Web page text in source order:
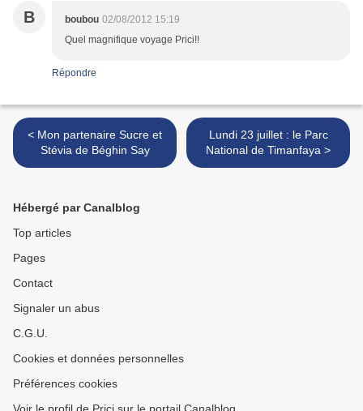
B boubou 02/08/2012 15:19
Quel magnifique voyage Prici!!
Répondre
< Mon partenaire Sucre et
Stévia de Béghin Say
Lundi 23 juillet : le Parc
National de Timanfaya >
Hébergé par Canalblog
Top articles
Pages
Contact
Signaler un abus
C.G.U.
Cookies et données personnelles
Préférences cookies